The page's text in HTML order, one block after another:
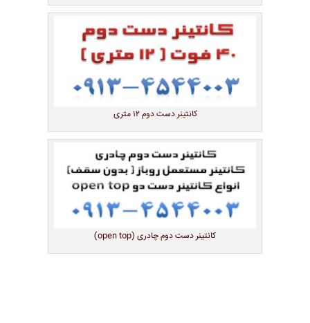
کانتینر دست دوم ۱۲ متری
کانتینر دست دوم چادری (open top)